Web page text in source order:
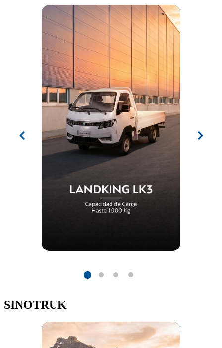
SINOTRUK